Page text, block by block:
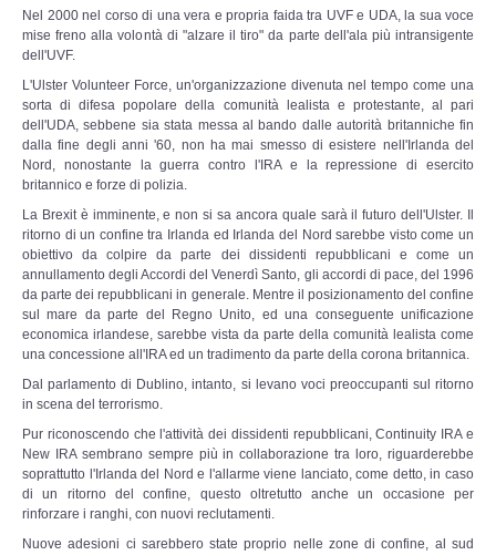
DOCUMENTI
Documenti 1900 - 1940
Documenti 1940 - 2000
Documenti dal 2000 ad oggi
Super Guest
MULTIMEDIA
Canzoniere
Gallerie fotografiche
Nel 2000 nel corso di una vera e propria faida tra UVF e UDA, la sua voce
mise freno alla volontà di "alzare il tiro" da parte dell'ala più intransigente
dell'UVF.
L'Ulster Volunteer Force, un'organizzazione divenuta nel tempo come una
sorta di difesa popolare della comunità lealista e protestante, al pari
dell'UDA, sebbene sia stata messa al bando dalle autorità britanniche fin
dalla fine degli anni '60, non ha mai smesso di esistere nell'Irlanda del
Nord, nonostante la guerra contro l'IRA e la repressione di esercito
britannico e forze di polizia.
La Brexit è imminente, e non si sa ancora quale sarà il futuro dell'Ulster. Il
ritorno di un confine tra Irlanda ed Irlanda del Nord sarebbe visto come un
obiettivo da colpire da parte dei dissidenti repubblicani e come un
annullamento degli Accordi del Venerdì Santo, gli accordi di pace, del 1996
da parte dei repubblicani in generale. Mentre il posizionamento del confine
sul mare da parte del Regno Unito, ed una conseguente unificazione
economica irlandese, sarebbe vista da parte della comunità lealista come
una concessione all'IRA ed un tradimento da parte della corona britannica.
Dal parlamento di Dublino, intanto, si levano voci preoccupanti sul ritorno
in scena del terrorismo.
Pur riconoscendo che l'attività dei dissidenti repubblicani, Continuity IRA e
New IRA sembrano sempre più in collaborazione tra loro, riguarderebbe
soprattutto l'Irlanda del Nord e l'allarme viene lanciato, come detto, in caso
di un ritorno del confine, questo oltretutto anche un occasione per
rinforzare i ranghi, con nuovi reclutamenti.
Nuove adesioni ci sarebbero state proprio nelle zone di confine, al sud